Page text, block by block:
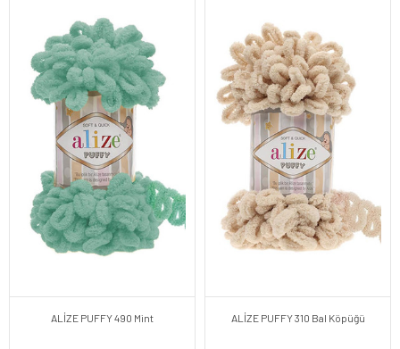
ALİZE PUFFY 490 Mint ALİZE PUFFY 310 Bal Köpüğü